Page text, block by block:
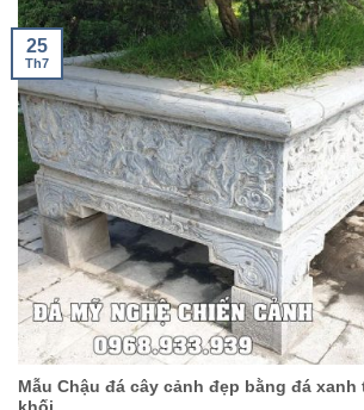
Mẫu Chậu đá cây cảnh đẹp bằng đá
25
Th7